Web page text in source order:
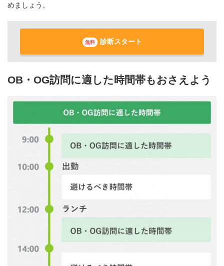
めましょう。
無料 診断スタート
OB・OG訪問に適した時間帯もおさえよう